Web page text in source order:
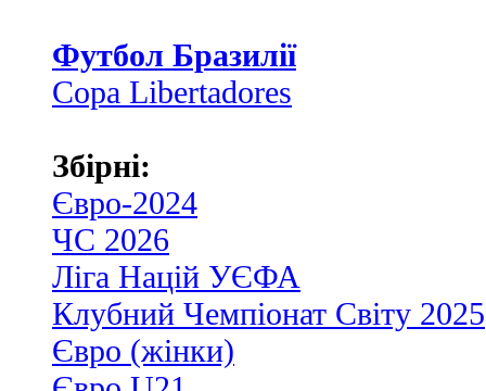
Футбол Бразилії
Copa Libertadores
Збірні:
Євро-2024
ЧС 2026
Ліга Націй УЄФА
Клубний Чемпіонат Світу 2025
Євро (жінки)